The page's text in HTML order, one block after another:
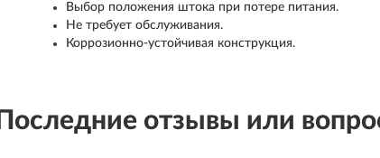
Выбор положения штока при потере питания.
Не требует обслуживания.
Коррозионно-устойчивая конструкция.
Последние отзывы или